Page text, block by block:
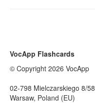
VocApp Flashcards
© Copyright 2026 VocApp
02-798 Mielczarskiego 8/58
Warsaw, Poland (EU)